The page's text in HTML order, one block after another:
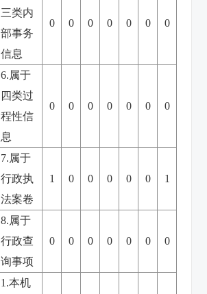
三类内
部事务
信息
0 0 0 0 0 0 0
6.属于
四类过
程性信
息
0 0 0 0 0 0 0
7.属于
行政执
法案卷
1 0 0 0 0 0 1
8.属于
行政查
询事项
0 0 0 0 0 0 0
1.本机